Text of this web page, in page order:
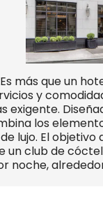
más que un
y
los
lujo. El
un club de
noche,